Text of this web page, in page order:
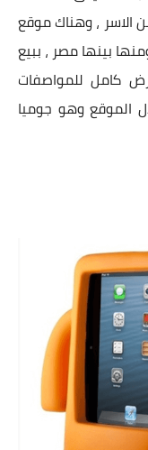
الاسر ، وهناك موقع
بينها مصر ، ببيع
كامل للمواصفات
الموقع وهو جوميا